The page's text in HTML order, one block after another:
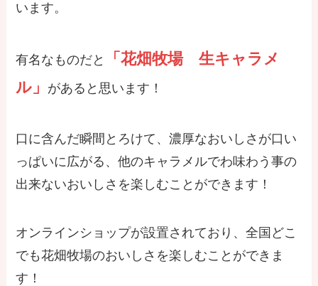
います。
有名なものだと
「花畑牧場 生キャラメ
ル」
があると思います！
口に含んだ瞬間とろけて、濃厚なおいしさが口い
っぱいに広がる、他のキャラメルでわ味わう事の
出来ないおいしさを楽しむことができます！
オンラインショップが設置されており、全国どこ
でも花畑牧場のおいしさを楽しむことができま
す！